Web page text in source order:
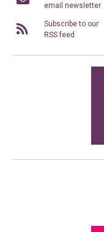
email newsletter
Subscribe to our
RSS feed